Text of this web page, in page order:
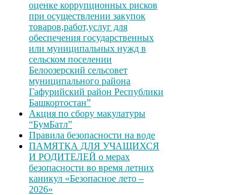
оценке коррупционных рисков
при осуществлении закупок
товаров,работ,услуг для
обеспечения государственных
или муниципальных нужд в
сельском поселении
Белоозерский сельсовет
муниципального района
Гафурийский район Республики
Башкортостан”
Акция по сбору макулатуры
“БумБатл”
Правила безопасности на воде
ПАМЯТКА ДЛЯ УЧАЩИХСЯ
И РОДИТЕЛЕЙ о мерах
безопасности во время летних
каникул «Безопасное лето –
2026»